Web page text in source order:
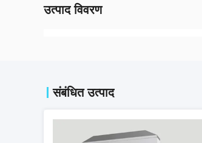
उत्पाद विवरण
संबंधित उत्पाद